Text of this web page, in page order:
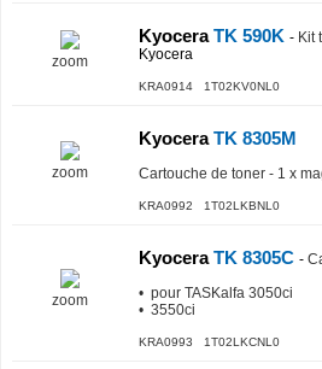
zoom
KyoceraTK 590K - Kit
Kyocera
KRA0914 1T02KV0NL0
zoom
KyoceraTK 8305M
Cartouche de toner - 1 x
KRA0992 1T02LKBNL0
zoom
KyoceraTK 8305C -
• pour TASKalfa 3050ci
• 3550ci
KRA0993 1T02LKCNL0